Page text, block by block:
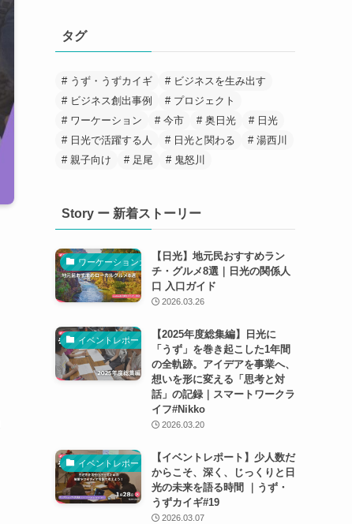
タグ
うず・うずカイギ
ビジネスを生み出す
ビジネス創出事例
プロジェクト
ワーケーション
今市 奥日光
日光
日光で活躍する人
日光と関わる
湯西川
親子向け
足尾 鬼怒川
Story ー 新着ストーリー
ワーケーションガイド【日光】地元民おすすめラン
チ・グルメ8選｜日光の関係人
口 入口ガイド
2026.03.26
イベントレポート
【2025年度総集編】日光に
「うず」を巻き起こした1年間
の全軌跡。アイデアを事業へ、
想いを形に変える「思考と対
話」の記録｜スマートワークラ
イフ#Nikko
2026.03.20
イベントレポート
【イベントレポート】少人数だ
からこそ、深く、じっくりと日
光の未来を語る時間 ｜うず・
うずカイギ#19
2026.03.07